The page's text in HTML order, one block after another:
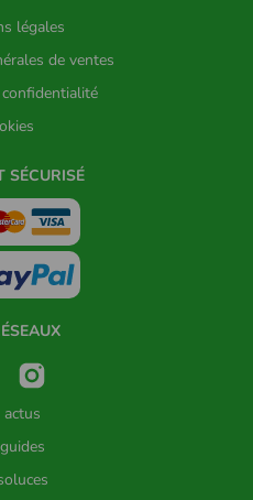
légales
de ventes
SÉCURISÉ
actus